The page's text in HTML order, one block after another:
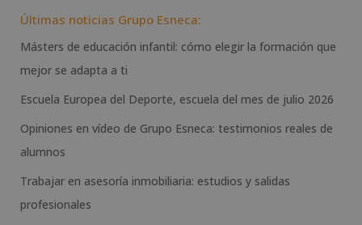
Últimas noticias Grupo Esneca:
Másters de educación infantil: cómo elegir la formación que
mejor se adapta a ti
Escuela Europea del Deporte, escuela del mes de julio 2026
Opiniones en vídeo de Grupo Esneca: testimonios reales de
alumnos
Trabajar en asesoría inmobiliaria: estudios y salidas
profesionales